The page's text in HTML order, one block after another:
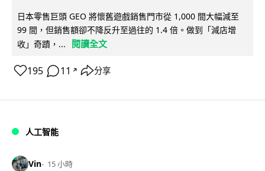
日本零售巨頭 GEO 將懷舊遊戲銷售門市從 1,000 間大幅減至
99 間，但銷售額卻不降反升至過往的 1.4 倍。做到「減店增
收」奇蹟，...
閱讀全文
195 11 ↗ 分享
人工智能
Vin 15 小時